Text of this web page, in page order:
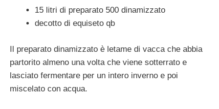
15 litri di preparato 500 dinamizzato
decotto di equiseto qb
Il preparato dinamizzato è letame di vacca che abbia
partorito almeno una volta che viene sotterrato e
lasciato fermentare per un intero inverno e poi
miscelato con acqua.